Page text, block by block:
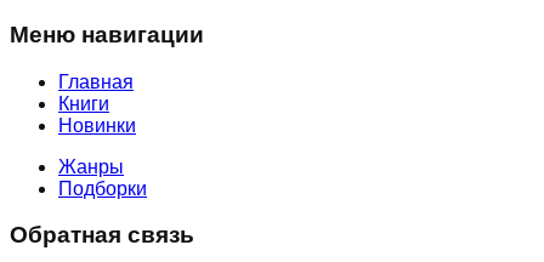
Меню навигации
Главная
Книги
Новинки
Жанры
Подборки
Обратная связь